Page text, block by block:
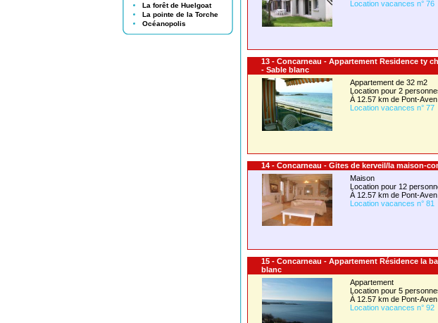
La forêt de Huelgoat
La pointe de la Torche
Océanopolis
Location vacances n° 76
13 - Concarneau - Appartement Residence ty
- Sable blanc
Appartement de 32 m2
Location pour 2
À 12.57 km de Pont-Aven
Location vacances n° 77
14 - Concarneau - Gites de kerveil/la maison-
Maison
Location pour 12
À 12.57 km de Pont-Aven
Location vacances n° 81
15 - Concarneau - Appartement Résidence la
blanc
Appartement
Location pour 5
À 12.57 km de Pont-Aven
Location vacances n° 92